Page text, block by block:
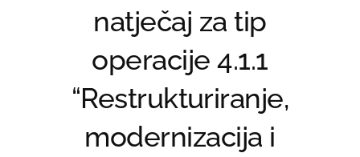
natječaj za tip
operacije 4.1.1
“Restrukturiranje,
modernizacija i